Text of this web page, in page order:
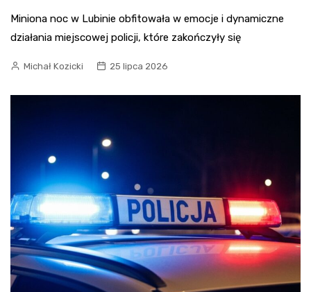
Miniona noc w Lubinie obfitowała w emocje i dynamiczne
działania miejscowej policji, które zakończyły się
Michał Kozicki 25 lipca 2026